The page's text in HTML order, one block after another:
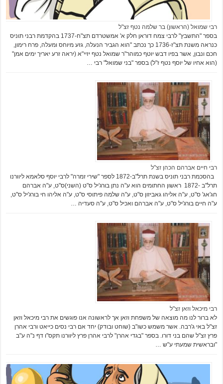
רבי שמואל (הראשון) בר שלמה נטף זצ"ל
בספר "התשבץ" לרבי צמח דוראן חלק א' אמשטרדם תצ"ח-1737 בהקדמת רבני תוניס
כנראה משנת תצ"ז-1736 כך נכתב "הוא הגביר הנעלה, גזע מיוחס ומעלה, פרח רימון,
חכם ונבון, אשר בפיו דבש יוטף כמוהר"ר שמואל נטף יזיי"א (יראה זרע יאריך ימים אמן"
(הוא אחיו של יוסף נטף ז"ל) בספר "בני שמואל" רבי …
רבי חיים אברהם הכהן זצ"ל
בהסכמת רבני תוניס בשנת תרל"ב-1872 לספר "שירי זמרה" לרבי יוסף סלאמא ליוורנו
תרל"ב -1872 ראשון החתומים הוא ע"ה נתן בורג'יל ס"ט (השני)ס"ט, ע"ה אברהם
חג'אג' ס"ט, ע"ה אליהו גאביזון ס"ט, ע"ה שלמה פיתוסי ס"ט, ע"ה אליהו חי בורג'יל ס"ט,
ע"ה חיים בורג'יל ס"ט, ע"ה אברהם ואכיל ס"ט, ע"ה סעדיה …
רבי מיכאל וזאן זצ"ל
לא ברור לנו מה מוצאה של משפחת וזאן אך לראשונה אנו פוגשים את רבי מיכאל וזאן
זצ"ל באי ג'רבה. אשר משמש כשו"ב (שוחט ובודק) יחד אם רבי נסים כייאט ורבי אהרן
פרץ זצ"ל שהם בני דורו. בספר "בגדי אהרן" לרבי אהרן פרץ ליוורנו תקס"ו דף נ"ה ע"ב
"ובראשית שמעתי ע"ש …